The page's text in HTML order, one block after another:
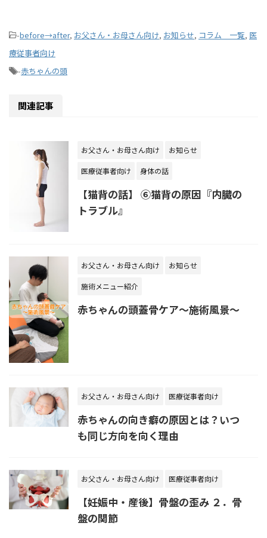
-before→after, お父さん・お母さん向け, お知らせ, コラム 一覧, 医
療従事者向け
-赤ちゃんの頭
関連記事
お父さん・お母さん向け お知らせ
医療従事者向け 身体の話
【猫背の話】 ⑥猫背の原因『内臓の
トラブル』
お父さん・お母さん向け お知らせ
施術メニュー紹介
赤ちゃんの頭蓋骨ケア～施術風景～
お父さん・お母さん向け 医療従事者向け
赤ちゃんの向き癖の原因とは？いつ
も同じ方向を向く理由
お父さん・お母さん向け 医療従事者向け
【妊娠中・産後】骨盤の歪み ２．骨
盤の関節